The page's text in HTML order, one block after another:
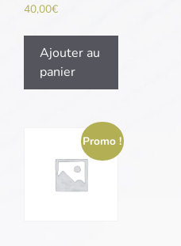
40,00€
Ajouter au
panier
Promo !